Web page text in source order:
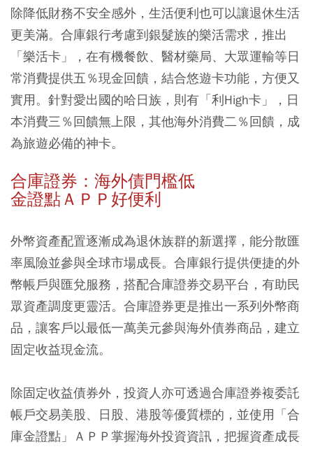
除降低財務不安全感外，生活便利也可以讓退休生活
更美滿。合庫銀行考慮到銀髮族的樂活需求，推出
「樂活卡」，在有機餐飲、醫材藥局、大眾運輸等日
常消費提供五％現金回饋，結合悠遊卡功能，方便又
實用。針對愛出國的哈日族，則有「利High卡」，日
本消費三％回饋無上限，其他海外消費二％回饋，成
為旅遊必備的神卡。
合庫證券：海外債門檻低
金證點ＡＰＰ好便利
外幣資產配置逐漸成為退休族群的新選擇，能分散匯
率風險並參與全球市場成長。合庫銀行提供便捷的外
幣帳戶與匯兌服務，搭配合庫證券交易平台，有助民
眾資產調度更靈活。合庫證券更是推出一系列外幣商
品，讓客戶以最低一萬美元參與海外債券商品，建立
固定收益現金流。
除固定收益債券外，投資人亦可透過合庫證券複委託
帳戶交易美股、日股、港股等優質標的，並使用「合
庫金證點」ＡＰＰ掌握海外投資資訊，把握資產成長